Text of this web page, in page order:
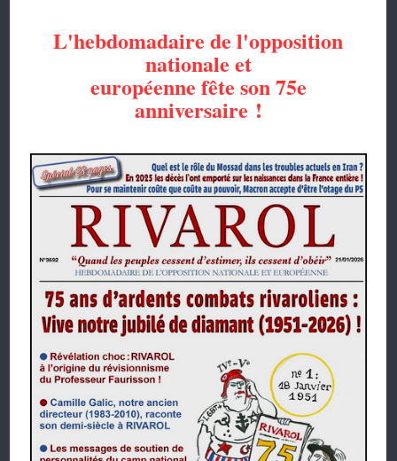
L'hebdomadaire de l'opposition
nationale et
européenne fête son 75e
anniversaire !